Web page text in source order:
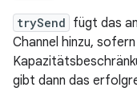
trySend fügt das
Channel hinzu,
gibt dann das